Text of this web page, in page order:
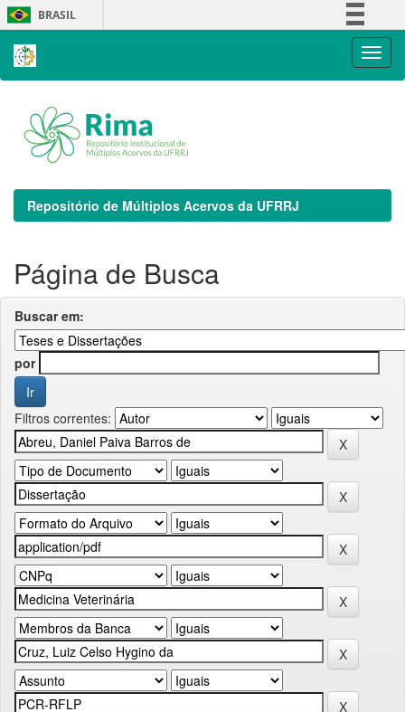
Skip
navigation
BRASIL
Repositório de Múltiplos Acervos da UFRRJ
Página de Busca
Buscar em:
por
Filtros correntes: